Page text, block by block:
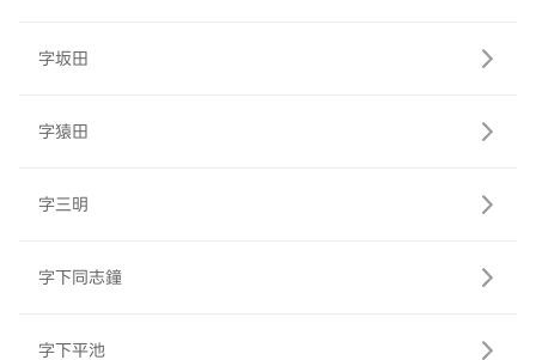
字坂田
字猿田
字三明
字下同志鐘
字下平池